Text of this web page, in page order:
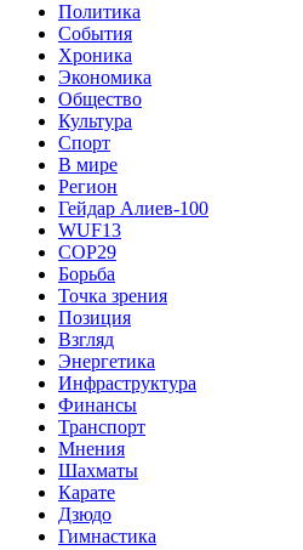
Политика
События
Хроника
Экономика
Общество
Культура
Спорт
В мире
Регион
Гейдар Алиев-100
WUF13
COP29
Борьба
Точка зрения
Позиция
Взгляд
Энергетика
Инфраструктура
Финансы
Транспорт
Мнения
Шахматы
Карате
Дзюдо
Гимнастика